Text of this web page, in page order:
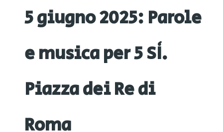
5 giugno 2025: Parole
e musica per 5 SÌ.
Piazza dei Re di
Roma